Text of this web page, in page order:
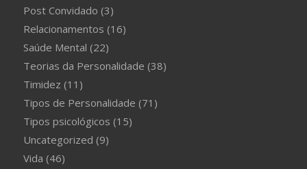
Post Convidado (3)
Relacionamentos (16)
Saúde Mental (22)
Teorias da Personalidade (38)
Timidez (11)
Tipos de Personalidade (71)
Tipos psicológicos (15)
Uncategorized (9)
Vida (46)